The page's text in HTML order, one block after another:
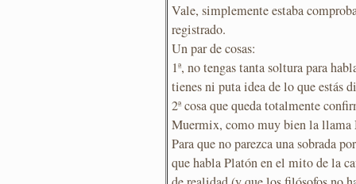
Vale, simplemente estaba
registrado.
Un par de cosas:
1ª, no tengas tanta soltura para
tienes ni puta idea de lo que estás
2ª cosa que queda totalmente
Muermix, como muy bien la
Para que no parezca una sobrada
que habla Platón en el mito de la